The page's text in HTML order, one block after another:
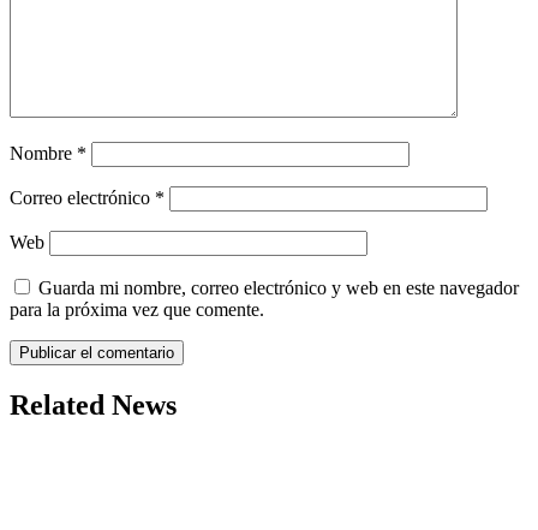
Nombre *
Correo electrónico *
Web
Guarda mi nombre, correo electrónico y web en este navegador
para la próxima vez que comente.
Related News